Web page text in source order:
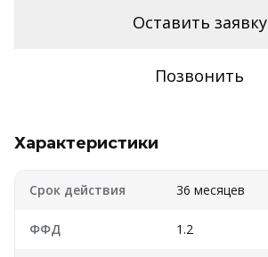
Оставить заявку
Позвонить
Характеристики
Срок действия 36 месяцев
ФФД 1.2